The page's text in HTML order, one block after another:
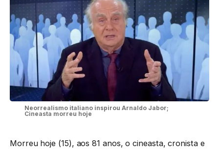
Neorrealismo italiano inspirou Arnaldo Jabor;
Cineasta morreu hoje
Morreu hoje (15), aos 81 anos, o cineasta, cronista e